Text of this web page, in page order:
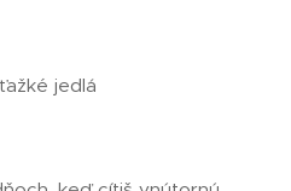
jedlá